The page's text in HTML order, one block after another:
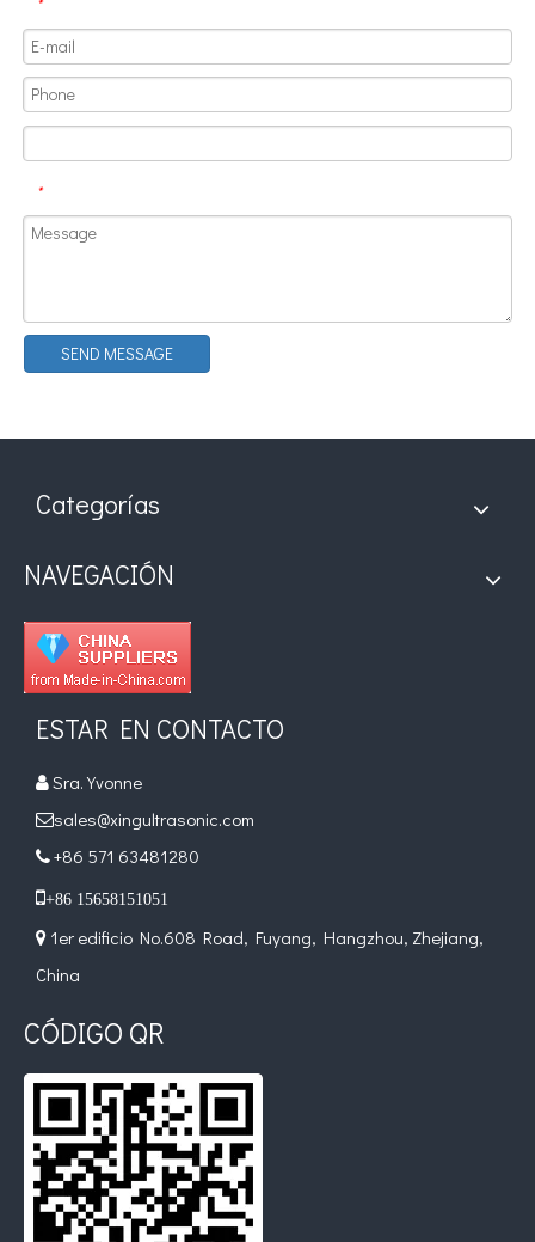
*
SEND MESSAGE
Categorías
NAVEGACIÓN
ESTAR EN CONTACTO
 Sra. Yvonne
sales@xingultrasonic.com
 +86 571 63481280
+86 15658151051
 1er edificio No.608 Road, Fuyang, Hangzhou, Zhejiang,
China
CÓDIGO QR